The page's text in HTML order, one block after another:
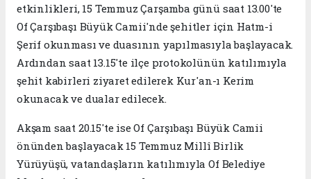
etkinlikleri, 15 Temmuz Çarşamba günü saat 13.00'te
Of Çarşıbaşı Büyük Camii'nde şehitler için Hatm-i
Şerif okunması ve duasının yapılmasıyla başlayacak.
Ardından saat 13.15'te ilçe protokolünün katılımıyla
şehit kabirleri ziyaret edilerek Kur'an-ı Kerim
okunacak ve dualar edilecek.
Akşam saat 20.15'te ise Of Çarşıbaşı Büyük Camii
önünden başlayacak 15 Temmuz Millî Birlik
Yürüyüşü, vatandaşların katılımıyla Of Belediye